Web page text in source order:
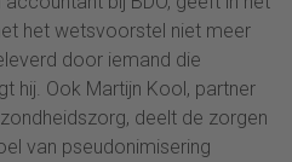
het wetsvoorstel niet meer
door iemand die
hij. Ook Martijn Kool, partner
deelt de zorgen
van pseudonimisering